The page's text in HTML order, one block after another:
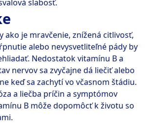
ako je mravčenie, znížená citlivosť,
alebo nevysvetliteľné pády by
Nedostatok vitamínu B a
nervov sa zvyčajne dá liečiť alebo
keď sa zachytí vo včasnom štádiu.
a liečba príčin a symptómov
B môže dopomôcť k životu so